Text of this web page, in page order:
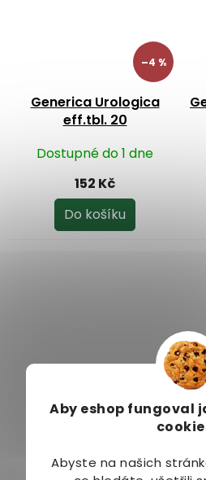
Aby eshop fungoval
Abyste na našich
–4 %
Generica Urologica
eff.tbl. 20
Dostupné do 1 dne
152 Kč
Do košíku
kapky 30 ml
hodnocení
produktu
Dostupné do 2
185 Kč